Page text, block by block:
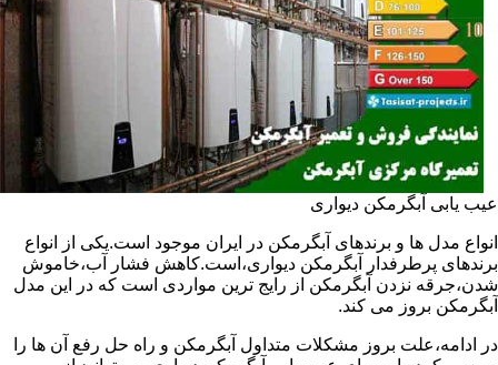
عیب یابی آبگرمکن دیواری
انواع مدل ها و برندهای آبگرمکن در ایران موجود است.یکی از انواع
برندهای پرطرفدار آبگرمکن دیواری،است.کاهش فشار آب،خاموش
شدن،جرقه نزدن آبگرمکن از رایج ترین مواردی است که در این مدل
آبگرمکن بروز می کند.
در ادامه،علت بروز مشکلات متداول آبگرمکن و راه حل رفع آن ها را